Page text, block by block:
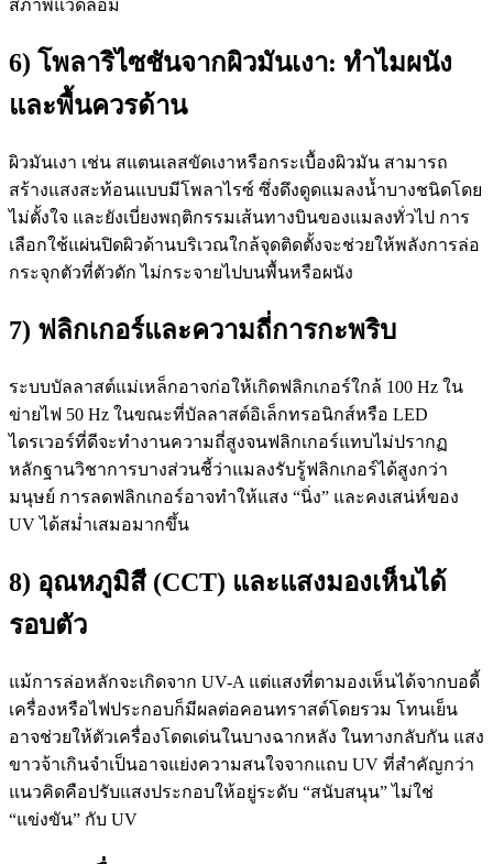
สภาพแวดล้อม
6) โพลาริไซชันจากผิวมันเงา: ทำไมผนัง
และพื้นควรด้าน
ผิวมันเงา เช่น สแตนเลสขัดเงาหรือกระเบื้องผิวมัน สามารถ
สร้างแสงสะท้อนแบบมีโพลาไรซ์ ซึ่งดึงดูดแมลงน้ำบางชนิดโดย
ไม่ตั้งใจ และยังเบี่ยงพฤติกรรมเส้นทางบินของแมลงทั่วไป การ
เลือกใช้แผ่นปิดผิวด้านบริเวณใกล้จุดติดตั้งจะช่วยให้พลังการล่อ
กระจุกตัวที่ตัวดัก ไม่กระจายไปบนพื้นหรือผนัง
7) ฟลิกเกอร์และความถี่การกะพริบ
ระบบบัลลาสต์แม่เหล็กอาจก่อให้เกิดฟลิกเกอร์ใกล้ 100 Hz ใน
ข่ายไฟ 50 Hz ในขณะที่บัลลาสต์อิเล็กทรอนิกส์หรือ LED
ไดรเวอร์ที่ดีจะทำงานความถี่สูงจนฟลิกเกอร์แทบไม่ปรากฏ
หลักฐานวิชาการบางส่วนชี้ว่าแมลงรับรู้ฟลิกเกอร์ได้สูงกว่า
มนุษย์ การลดฟลิกเกอร์อาจทำให้แสง “นิ่ง” และคงเสน่ห์ของ
UV ได้สม่ำเสมอมากขึ้น
8) อุณหภูมิสี (CCT) และแสงมองเห็นได้
รอบตัว
แม้การล่อหลักจะเกิดจาก UV-A แต่แสงที่ตามองเห็นได้จากบอดี้
เครื่องหรือไฟประกอบก็มีผลต่อคอนทราสต์โดยรวม โทนเย็น
อาจช่วยให้ตัวเครื่องโดดเด่นในบางฉากหลัง ในทางกลับกัน แสง
ขาวจ้าเกินจำเป็นอาจแย่งความสนใจจากแถบ UV ที่สำคัญกว่า
แนวคิดคือปรับแสงประกอบให้อยู่ระดับ “สนับสนุน” ไม่ใช่
“แข่งขัน” กับ UV